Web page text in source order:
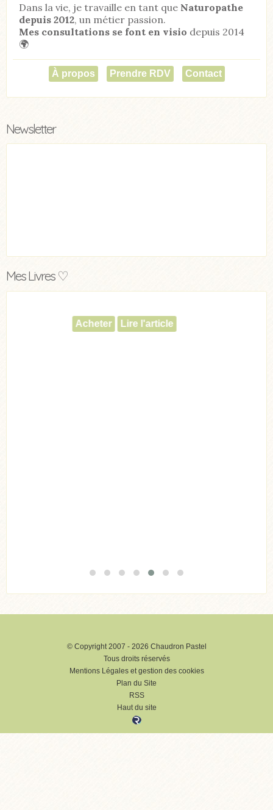
Dans la vie, je travaille en tant que Naturopathe
depuis 2012, un métier passion.
Mes consultations se font en visio depuis 2014
🌍
À propos Prendre RDV Contact
Newsletter
Mes Livres ♡
© Copyright 2007 - 2026 Chaudron Pastel
Tous droits réservés
Mentions Légales et gestion des cookies
Plan du Site
RSS
Haut du site